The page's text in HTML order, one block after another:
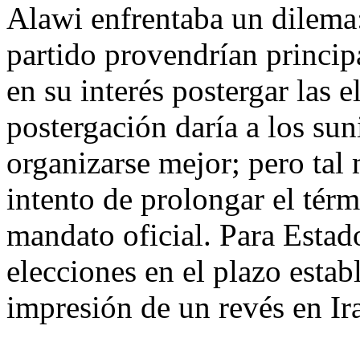
Alawi enfrentaba un
partido provendrían
en su interés postergar las
postergación daría a los
organizarse mejor; pero tal
intento de prolongar el
mandato oficial. Para
elecciones en el plazo
impresión de un revés en